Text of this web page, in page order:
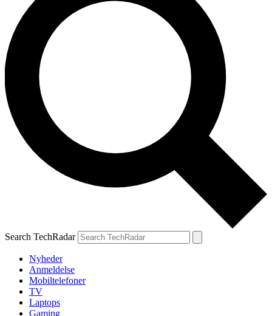
Search TechRadar
Nyheder
Anmeldelse
Mobiltelefoner
TV
Laptops
Gaming